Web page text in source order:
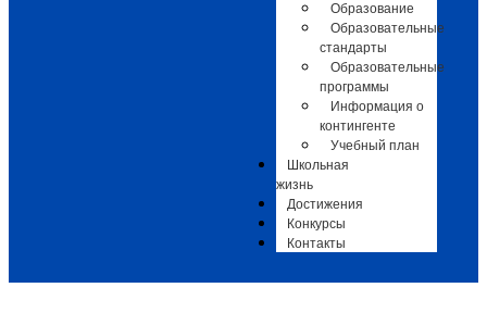
Образование
Образовательные
стандарты
Образовательные
программы
Информация о
контингенте
Учебный план
Школьная
жизнь
Достижения
Конкурсы
Контакты